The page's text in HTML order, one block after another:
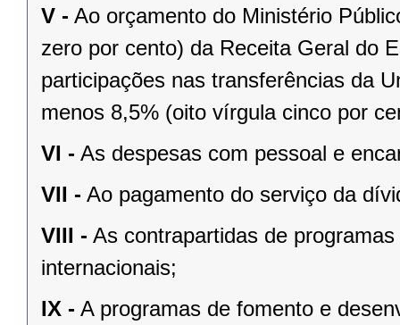
V - Ao orçamento do Ministério
zero por cento) da Receita Geral do
participações nas transferências da
menos 8,5% (oito vírgula cinco por
VI - As despesas com pessoal e
VII - Ao pagamento do serviço da
VIII - As contrapartidas de
internacionais;
IX - A programas de fomento e